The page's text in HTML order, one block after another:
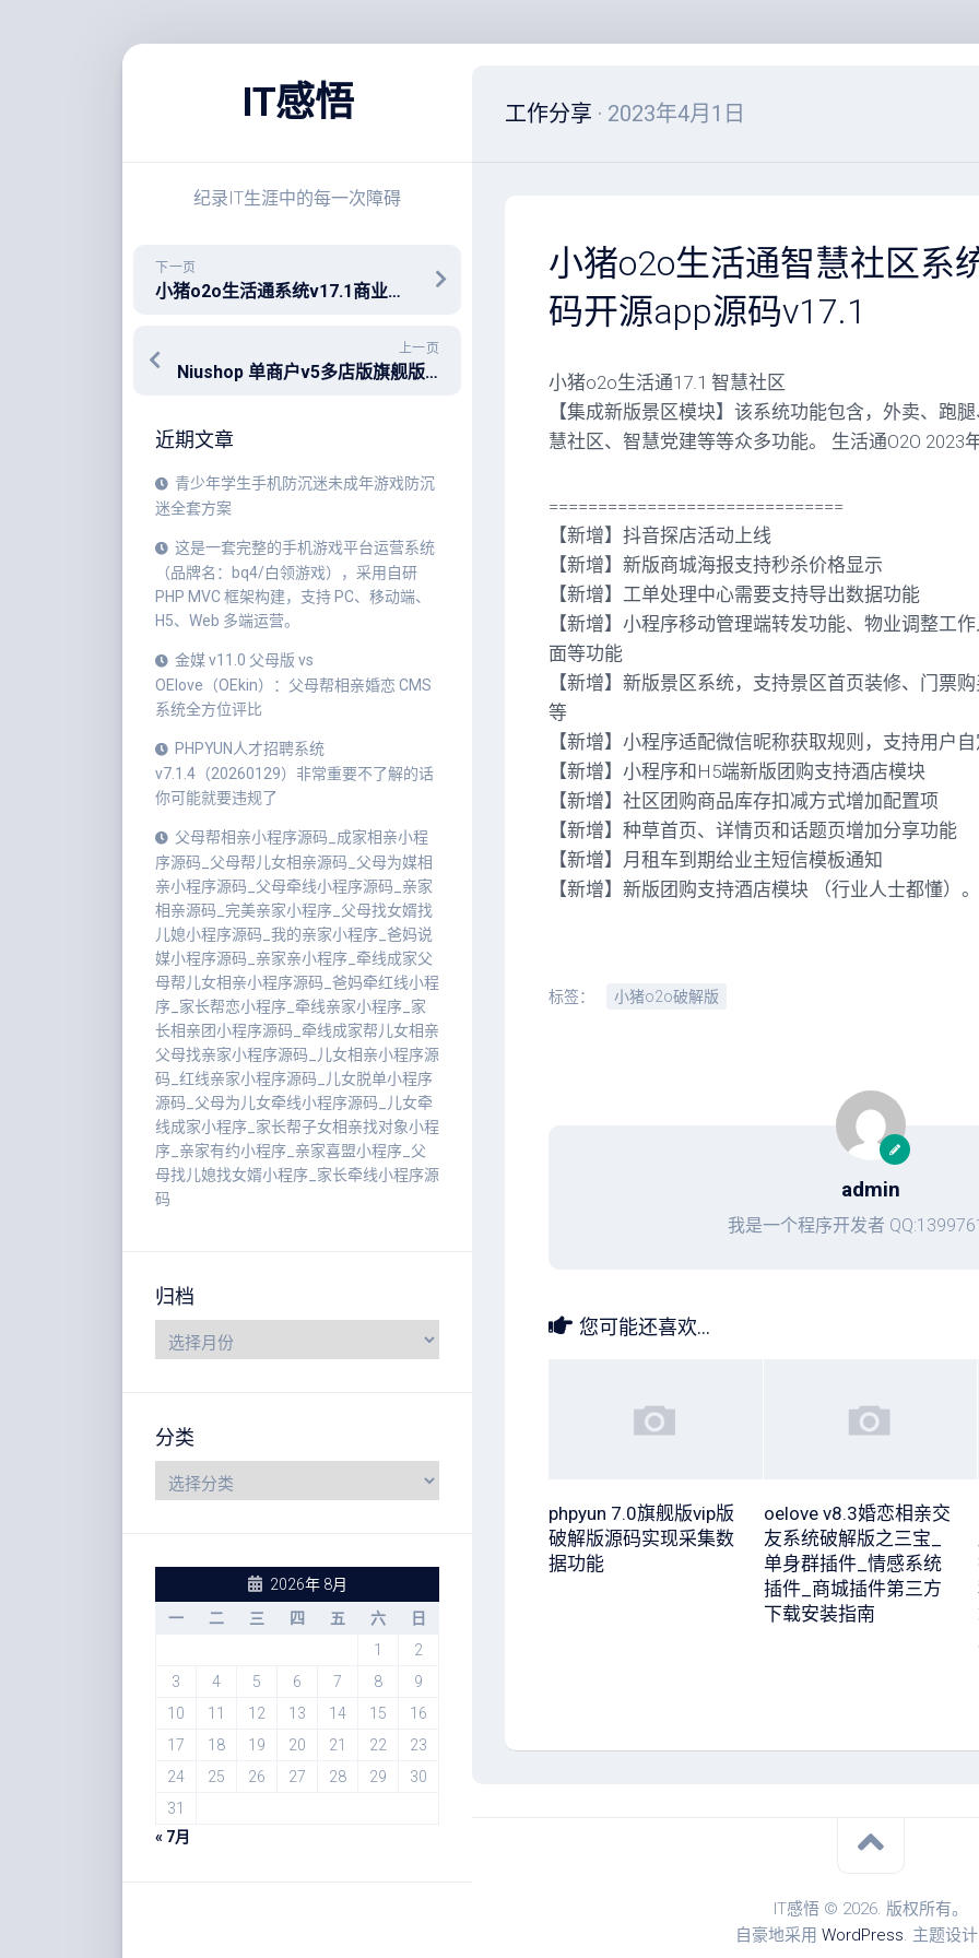
IT感悟
纪录IT生涯中的每一次障碍
下一页
小猪o2o生活通系统v17.1商业开源版要放出了吗?
上一页
Niushop 单商户v5多店版旗舰版称重插件weighgoods发布哈
近期文章
青少年学生手机防沉迷未成年游戏防沉
迷全套方案
这是一套完整的手机游戏平台运营系统
（品牌名：bq4/白领游戏），采用自研
PHP MVC 框架构建，支持 PC、移动端、
H5、Web 多端运营。
金媒 v11.0 父母版 vs
OElove（OEkin）：父母帮相亲婚恋 CMS
系统全方位评比
PHPYUN人才招聘系统
v7.1.4（20260129）非常重要不了解的话
你可能就要违规了
父母帮相亲小程序源码_成家相亲小程
序源码_父母帮儿女相亲源码_父母为媒相
亲小程序源码_父母牵线小程序源码_亲家
相亲源码_完美亲家小程序_父母找女婿找
儿媳小程序源码_我的亲家小程序_爸妈说
媒小程序源码_亲家亲小程序_牵线成家父
母帮儿女相亲小程序源码_爸妈牵红线小程
序_家长帮恋小程序_牵线亲家小程序_家
长相亲团小程序源码_牵线成家帮儿女相亲
父母找亲家小程序源码_儿女相亲小程序源
码_红线亲家小程序源码_儿女脱单小程序
源码_父母为儿女牵线小程序源码_儿女牵
线成家小程序_家长帮子女相亲找对象小程
序_亲家有约小程序_亲家喜盟小程序_父
母找儿媳找女婿小程序_家长牵线小程序源
码
归档
分类
2026年 8月
一
二 三 四 五 六
日
1
2
3
4 5 6 7 8
9
10
11 12 13 14 15
16
17
18 19 20 21 22
23
24
25 26 27 28 29
30
31
« 7月
工作分享 · 2023年4月1日
小猪o2o生活通智慧社区系
码开源app源码v17.1
小猪o2o生活通17.1 智慧社区
【集成新版景区模块】该系统功能包含，外卖、跑
慧社区、智慧党建等等众多功能。 生活通O2O 2023
==============================
【新增】抖音探店活动上线
【新增】新版商城海报支持秒杀价格显示
【新增】工单处理中心需要支持导出数据功能
【新增】小程序移动管理端转发功能、物业调整工
面等功能
【新增】新版景区系统，支持景区首页装修、门票
等
【新增】小程序适配微信昵称获取规则，支持用户
【新增】小程序和H5端新版团购支持酒店模块
【新增】社区团购商品库存扣减方式增加配置项
【新增】种草首页、详情页和话题页增加分享功能
【新增】月租车到期给业主短信模板通知
【新增】新版团购支持酒店模块 （行业人士都懂）。
标签： 小猪o2o破解版
admin
我是一个程序开发者
您可能还喜欢...
phpyun 7.0旗舰版vip版
破解版源码实现采集数
据功能
oelove v8.3婚恋相亲交
友系统破解版之三宝_
单身群插件_情感系统
插件_商城插件第三方
下载安装指南
IT感悟 © 2026. 版权所有。
自豪地采用 WordPress. 主题设